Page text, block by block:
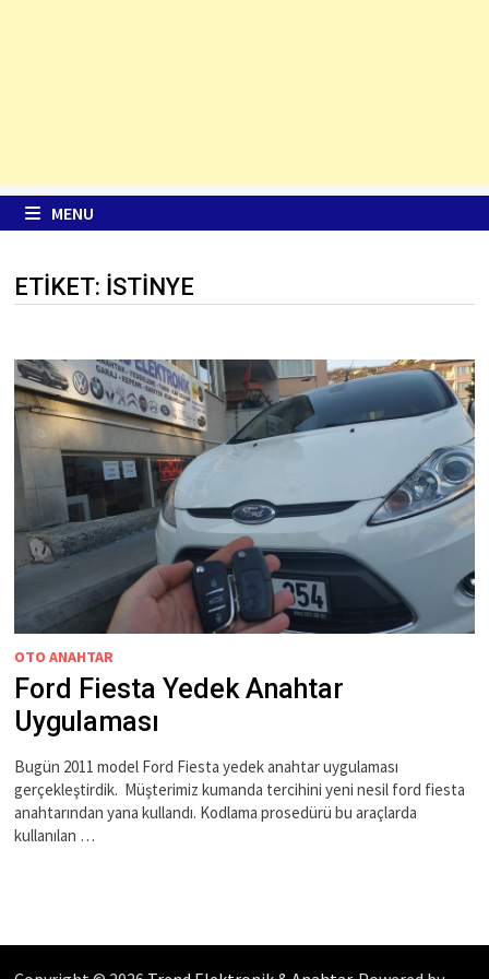
MENU
ETIKET: ISTINYE
OTO ANAHTAR
Ford Fiesta Yedek Anahtar
Uygulaması
Bugün 2011 model Ford Fiesta yedek anahtar uygulaması
gerçekleştirdik. Müşterimiz kumanda tercihini yeni nesil ford fiesta
anahtarından yana kullandı. Kodlama prosedürü bu araçlarda
kullanılan …